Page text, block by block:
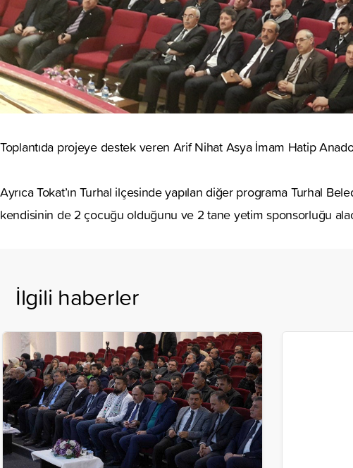
Toplantıda projeye destek veren Arif Nihat Asya İmam Hatip
Ayrıca Tokat’ın Turhal ilçesinde yapılan diğer programa Turhal
kendisinin de 2 çocuğu olduğunu ve 2 tane yetim sponsorluğu
İlgili haberler